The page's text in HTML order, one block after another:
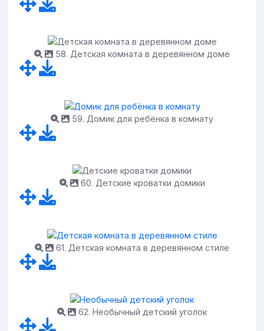
58. Детская комната в деревянном доме
59. Домик для ребёнка в комнату
60. Детские кроватки домики
61. Детская комната в деревянном стиле
62. Необычный детский уголок